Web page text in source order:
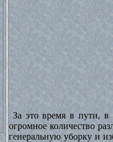
За это время в пути, в
огромное количество
генеральную уборку и